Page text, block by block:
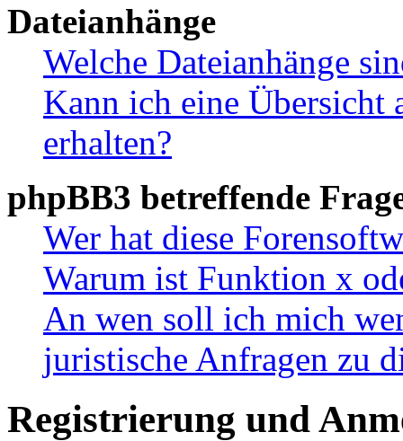
Dateianhänge
Welche Dateianhänge
Kann ich eine Übersicht
erhalten?
phpBB3 betreffende
Wer hat diese
Warum ist Funktion x
An wen soll ich mich
juristische Anfragen zu
Registrierung und